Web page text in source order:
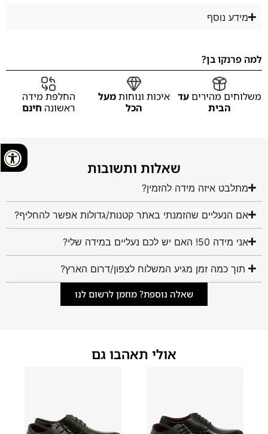
מידע נוסף
למה פרנקו בן?
משלוחים מהיריםעד
הבית
איכות ונוחותמעל
הכל
החלפת מידה
ראשונה חינם
שאלות ותשובות
מתלבט איזה מידה להזמין?
אם הנעליים שהזמנתי באתר קטנות/גדולות אפשר להחליף?
אני מידה 50! האם יש לכם נעליים במידה שלי?
תוך כמה זמן מגיע המשלוח לצפון/דרום הארץ?
שאלה נוספת? מוזמן לרשום לנו
אולי תאהבו גם